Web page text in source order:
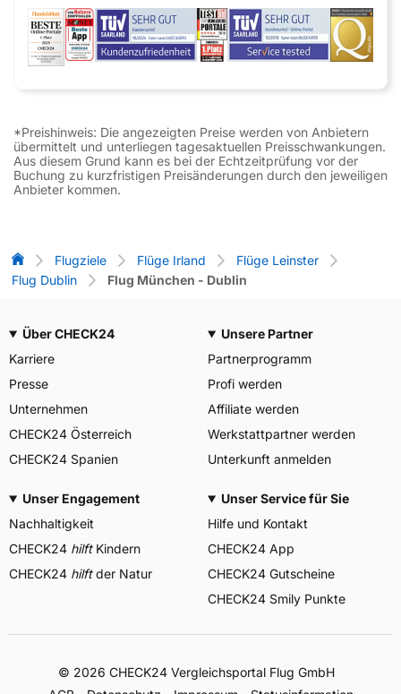
*Preishinweis: Die angezeigten Preise werden von Anbietern
übermittelt und unterliegen tagesaktuellen Preisschwankungen.
Aus diesem Grund kann es bei der Echtzeitprüfung vor der
Buchung zu kurzfristigen Preisänderungen durch den jeweiligen
Anbieter kommen.
Flug-Vergleich
Flugziele Flüge Irland
Flüge Leinster
Flug Dublin
Flug München - Dublin
Über CHECK24
Karriere
Presse
Unternehmen
CHECK24 Österreich
CHECK24 Spanien
Unsere Partner
Partnerprogramm
Profi werden
Affiliate werden
Werkstattpartner werden
Unterkunft anmelden
Unser Engagement
Nachhaltigkeit
CHECK24 hilftKindern
CHECK24 hilftder Natur
Unser Service für Sie
Hilfe und Kontakt
CHECK24 App
CHECK24 Gutscheine
CHECK24 Smily Punkte
© 2026 CHECK24 Vergleichsportal Flug GmbH